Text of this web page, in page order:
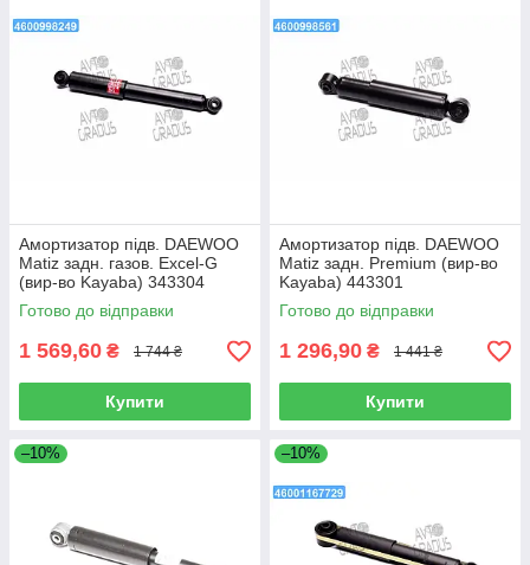
Амортизатор підв. DAEWOO
Matiz задн. газов. Excel-G
(вир-во Kayaba) 343304
Готово до відправки
1 569,60 ₴ 1 744 ₴
Купити
Амортизатор підв. DAEWOO
Matiz задн. Premium (вир-во
Kayaba) 443301
Готово до відправки
1 296,90 ₴ 1 441 ₴
Купити
–10% –10%